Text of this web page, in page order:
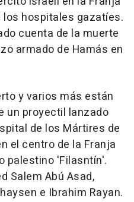
los hospitales gazatíes.
cuenta de la muerte
armado de Hamás en
y varios más están
un proyectil lanzado
de los Mártires de
el centro de la Franja
palestino 'Filasntín'.
Salem Abú Asad,
e Ibrahim Rayan.